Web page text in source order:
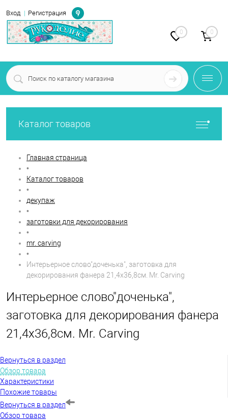
Вход Регистрация
Определение
0 0
Каталог товаров
Главная страница
•
Каталог товаров
•
декупаж
•
заготовки для декорирования
•
mr. carving
•
Интерьерное слово"доченька", заготовка для
декорирования фанера 21,4х36,8см. Mr. Carving
Интерьерное слово"доченька",
заготовка для декорирования фанера
21,4х36,8см. Mr. Carving
Вернуться в раздел
Обзор товара
Характеристики
Похожие товары
Вернуться в раздел
Обзор товара